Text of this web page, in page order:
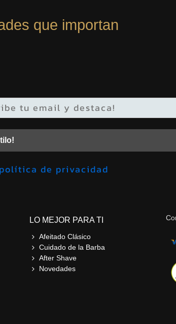
que importan
y la política de privacidad
LO MEJOR PARA TI
Afeitado Clásico
Cuidado de la Barba
After Shave
Novedades